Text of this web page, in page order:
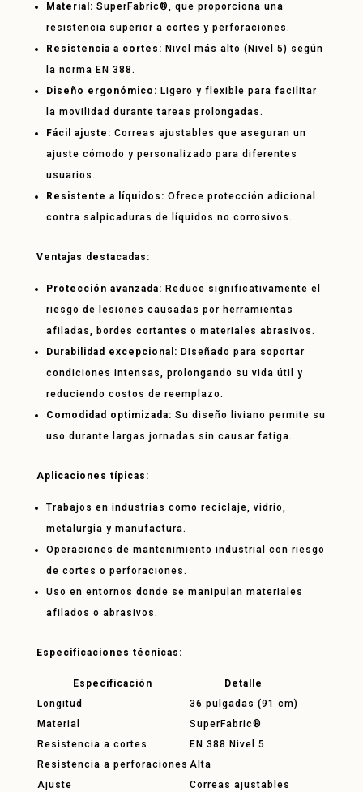
Material: SuperFabric®, que proporciona una
resistencia superior a cortes y perforaciones.
Resistencia a cortes: Nivel más alto (Nivel 5) según
la norma EN 388.
Diseño ergonómico: Ligero y flexible para facilitar
la movilidad durante tareas prolongadas.
Fácil ajuste: Correas ajustables que aseguran un
ajuste cómodo y personalizado para diferentes
usuarios.
Resistente a líquidos: Ofrece protección adicional
contra salpicaduras de líquidos no corrosivos.
Ventajas destacadas:
Protección avanzada: Reduce significativamente el
riesgo de lesiones causadas por herramientas
afiladas, bordes cortantes o materiales abrasivos.
Durabilidad excepcional: Diseñado para soportar
condiciones intensas, prolongando su vida útil y
reduciendo costos de reemplazo.
Comodidad optimizada: Su diseño liviano permite su
uso durante largas jornadas sin causar fatiga.
Aplicaciones típicas:
Trabajos en industrias como reciclaje, vidrio,
metalurgia y manufactura.
Operaciones de mantenimiento industrial con riesgo
de cortes o perforaciones.
Uso en entornos donde se manipulan materiales
afilados o abrasivos.
Especificaciones técnicas:
Especificación
Detalle
Longitud
36 pulgadas (91 cm)
Material
SuperFabric®
Resistencia a cortes
EN 388 Nivel 5
Resistencia a perforaciones Alta
Ajuste
Correas ajustables